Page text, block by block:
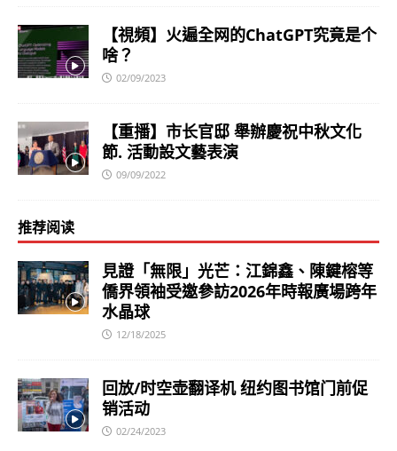
【視頻】火遍全网的ChatGPT究竟是个
啥？
02/09/2023
【重播】市长官邸 舉辦慶祝中秋文化
節. 活動設文藝表演
09/09/2022
推荐阅读
見證「無限」光芒：江錦鑫、陳鍵榕等
僑界領袖受邀參訪2026年時報廣場跨年
水晶球
12/18/2025
回放/时空壶翻译机 纽约图书馆门前促
销活动
02/24/2023